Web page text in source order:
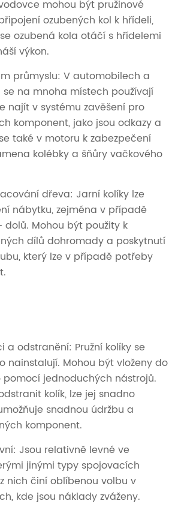
mohou být pružinové
ozubených kol k hřídeli,
ozubená kola otáčí s hřídelemi
výkon.
průmyslu: V automobilech a
na mnoha místech používají
najít v systému zavěšení pro
komponent, jako jsou odkazy a
také v motoru k zabezpečení
kolébky a šňůry vačkového
dřeva: Jarní kolíky lze
nábytku, zejména v případě
Mohou být použity k
dílů dohromady a poskytnutí
který lze v případě potřeby
a odstranění: Pružní kolíky se
nainstalují. Mohou být vloženy do
jednoduchých nástrojů.
kolík, lze jej snadno
snadnou údržbu a
komponent.
Jsou relativně levné ve
jinými typy spojovacích
nich činí oblíbenou volbu v
kde jsou náklady zváženy.